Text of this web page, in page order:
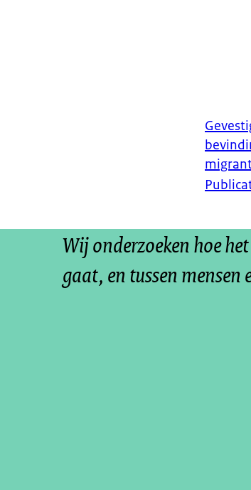
Wij onderzoeken hoe
gaat, en tussen mensen